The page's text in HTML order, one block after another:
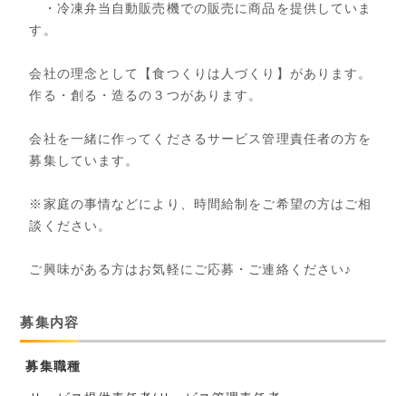
・冷凍弁当自動販売機での販売に商品を提供していま
す。
会社の理念として【食つくりは人づくり】があります。
作る・創る・造るの３つがあります。
会社を一緒に作ってくださるサービス管理責任者の方を
募集しています。
※家庭の事情などにより、時間給制をご希望の方はご相
談ください。
ご興味がある方はお気軽にご応募・ご連絡ください♪
募集内容
募集職種